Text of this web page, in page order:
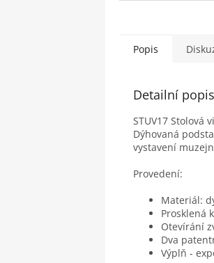
Popis
Detailní
STUV17 Stolová
Dýhovaná
vystavení
Provedení:
Materiál:
Prosklená
Otevírání
Dva
Výplň -